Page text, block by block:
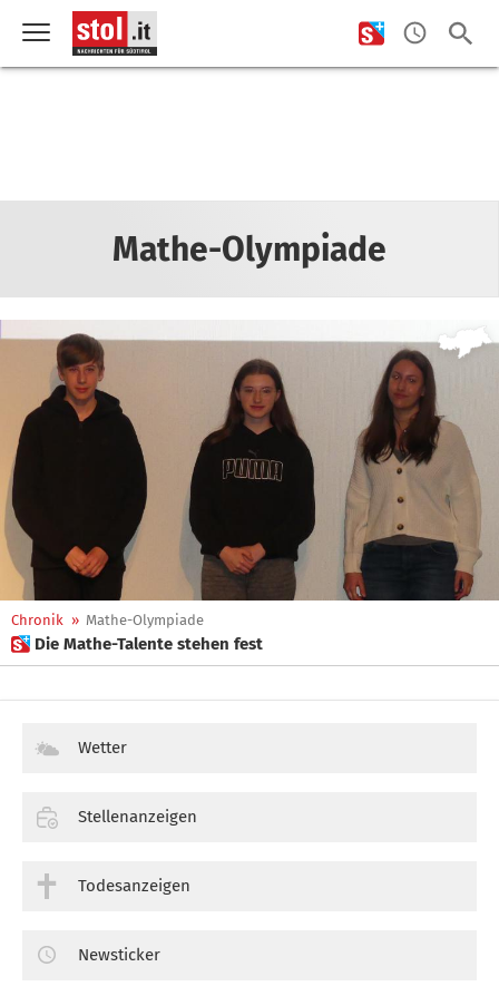
Mathe-Olympiade
Chronik » Mathe-Olympiade
 Die Mathe-Talente stehen fest
Wetter
Stellenanzeigen
Todesanzeigen
Newsticker